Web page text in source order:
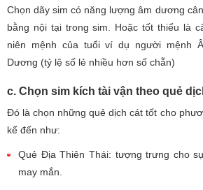
Chọn dãy sim có năng lượng âm dương
bằng nội tại trong sim. Hoặc tốt thiểu là
niên mệnh của tuổi ví dụ người mệnh
Dương (tỷ lệ số lẻ nhiều hơn số chẵn)
c. Chọn sim kích tài vận theo quẻ
Đó là chọn những quẻ dịch cát tốt cho
kể đến như:
Quẻ Địa Thiên Thái: tượng trưng cho
may mắn.